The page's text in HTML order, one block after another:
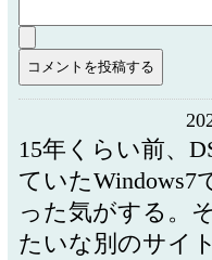
15年くらい前、
ていた
った気がする。
たいな別のサイ